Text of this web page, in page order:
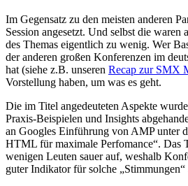
Im Gegensatz zu den meisten anderen
Session angesetzt. Und selbst die waren
des Themas eigentlich zu wenig. Wer
der anderen großen Konferenzen im
hat (siehe z.B. unseren Recap zur SMX
Vorstellung haben, um was es geht.
Die im Titel angedeuteten Aspekte
Praxis-Beispielen und Insights
an Googles Einführung von AMP unter
HTML für maximale Perfomance“. Das
wenigen Leuten sauer auf, weshalb
guter Indikator für solche „Stimmungen“